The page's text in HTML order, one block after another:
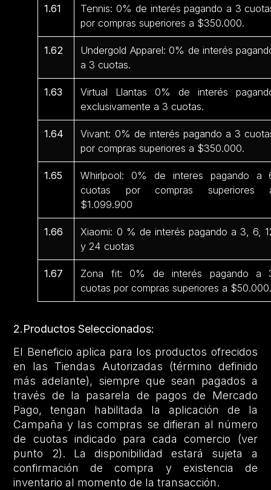
1.61
Tennis: 0% de interés pagando a 3
por compras superiores a $350.000.
1.62
Undergold Apparel: 0% de interés
a 3 cuotas.
1.63
Virtual Llantas 0% de interés
exclusivamente a 3 cuotas.
1.64
Vivant: 0% de interés pagando a 3
por compras superiores a $350.000.
1.65
Whirlpool: 0% de interes pagando a
cuotas por compras superiores
$1.099.900
1.66
Xiaomi: 0 % de interés pagando a 3, 6,
y 24 cuotas
1.67
Zona fit: 0% de interés pagando a
cuotas por compras superiores a
2.Productos Seleccionados:
El Beneficio aplica para los productos ofrecidos
en las Tiendas Autorizadas (término definido
más adelante), siempre que sean pagados a
través de la pasarela de pagos de Mercado
Pago, tengan habilitada la aplicación de la
Campaña y las compras se difieran al número
de cuotas indicado para cada comercio (ver
punto 2). La disponibilidad estará sujeta a
confirmación de compra y existencia de
inventario al momento de la transacción.